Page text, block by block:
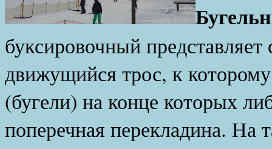
буксировочный
движущийся трос, к
(бугели) на конце которых
поперечная перекладина. На